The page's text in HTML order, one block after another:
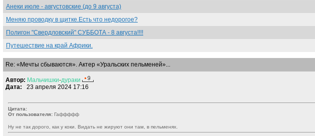
Анеки июле - августовские (до 9 августа)
Меняю проводку в щитке.Есть что недорогое?
Полигон "Свердловский" СУББОТА - 8 августа!!!!
Путешествие на край Африки.
Re: «Мечты сбываются». Актер «Уральских пельменей»...
Автор: Мальчишки-дураки
Дата: 23 апреля 2024 17:16
Цитата:
От пользователя: Гаффффф
Ну не так дорого, как у коки. Видать не жируют они там, в пельменях.